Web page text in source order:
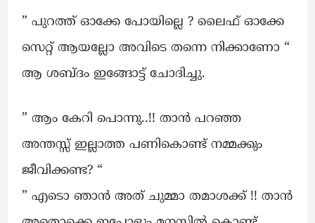
” പുറത്ത് ഓക്കേ പോയില്ലെ ? ലൈഫ് ഓക്കേ
സെറ്റ് ആയല്ലോ അവിടെ തന്നെ നിക്കാണോ “
ആ ശബ്ദം ഇങ്ങോട്ട് ചോദിച്ചു.
” ആം കേറി പൊന്നു..!! താൻ പറഞ്ഞ
അന്തസ്സ് ഇല്ലാത്ത പണികൊണ്ട് നമ്മക്കും
ജീവിക്കണ്ട? “
” എടൊ ഞാൻ അത് ചുമ്മാ തമാശക്ക് !! താൻ